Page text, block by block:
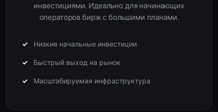
инвестициями. Идеально для начинающих
операторов бирж с большими планами.
Низкие начальные инвестиции
Быстрый выход на рынок
Масштабируемая инфраструктура